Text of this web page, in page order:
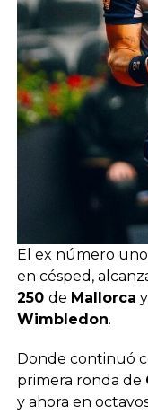
El ex número
en césped,
250 de Mallorca
Wimbledon.
Donde continuó
primera ronda de
y ahora en